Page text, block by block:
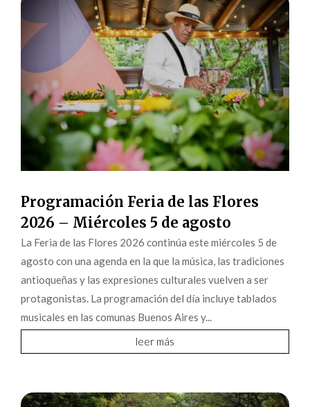
Programación Feria de las Flores
2026 – Miércoles 5 de agosto
La Feria de las Flores 2026 continúa este miércoles 5 de
agosto con una agenda en la que la música, las tradiciones
antioqueñas y las expresiones culturales vuelven a ser
protagonistas. La programación del día incluye tablados
musicales en las comunas Buenos Aires y...
leer más